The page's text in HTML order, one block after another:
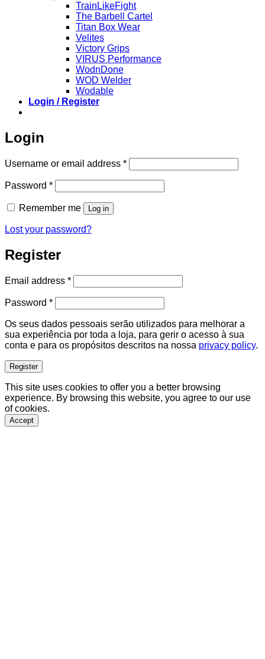
TrainLikeFight
The Barbell Cartel
Titan Box Wear
Velites
Victory Grips
VIRUS Performance
WodnDone
WOD Welder
Wodable
Login / Register
Login
Username or email address *Required
Password *Required
Remember me Log in
Lost your password?
Register
Email address *Required
Password *Required
Os seus dados pessoais serão utilizados para melhorar a
sua experiência por toda a loja, para gerir o acesso à sua
conta e para os propósitos descritos na nossa privacy policy.
Register
This site uses cookies to offer you a better browsing
experience. By browsing this website, you agree to our use
of cookies.
Accept